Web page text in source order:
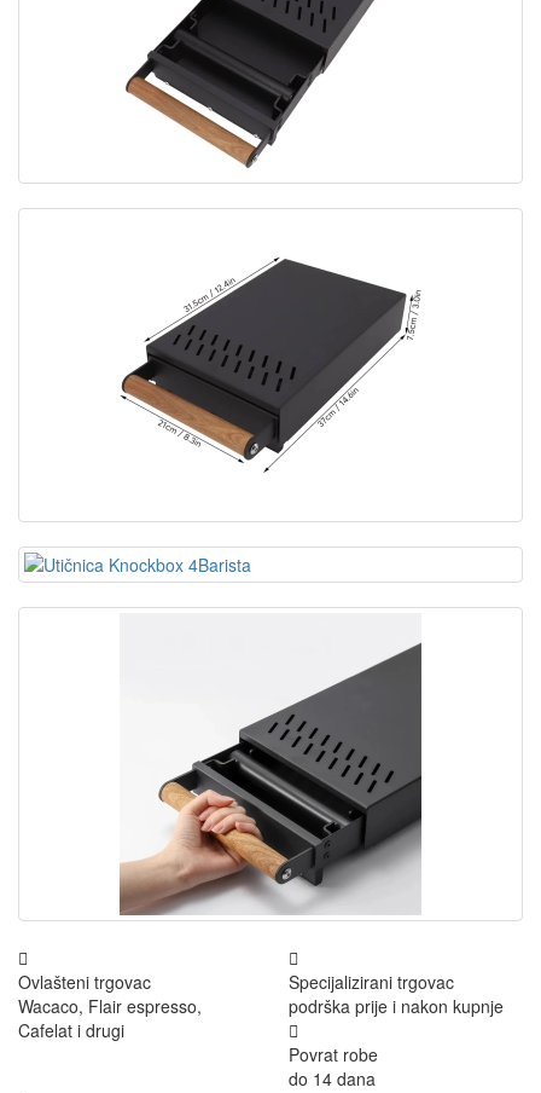
Ovlašteni trgovac
Wacaco, Flair espresso,
Cafelat i drugi
Specijalizirani trgovac
podrška prije i nakon kupnje
Povrat robe
do 14 dana